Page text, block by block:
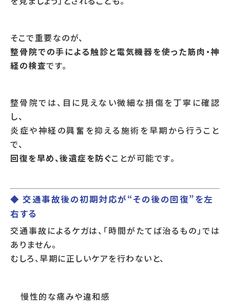
そこで重要なのが、
整骨院での手による触診と電気機器を使った筋肉・神
経の検査です。
整骨院では、目に見えない微細な損傷を丁寧に確認
し、
炎症や神経の興奮を抑える施術を早期から行うこと
で、
回復を早め、後遺症を防ぐことが可能です。
◆ 交通事故後の初期対応が“その後の回復”を左
右する
交通事故によるケガは、「時間がたてば治るもの」では
ありません。
むしろ、早期に正しいケアを行わないと、
慢性的な痛みや違和感